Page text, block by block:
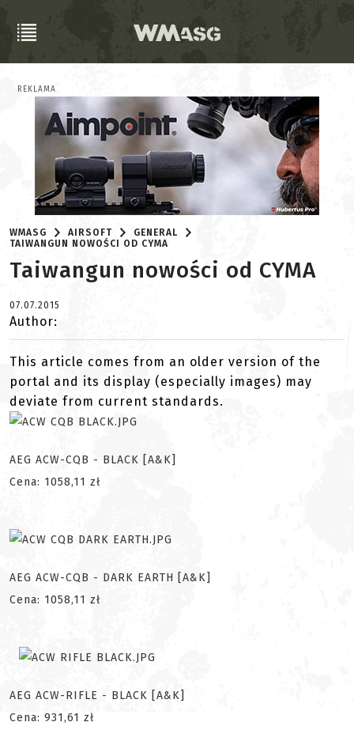
REKLAMA
WMASG AIRSOFT
GENERAL
TAIWANGUN NOWOŚCI OD CYMA
Taiwangun nowości od CYMA
07.07.2015
Author:
This article comes from an older version of the
portal and its display (especially images) may
deviate from current standards.
AEG ACW-CQB - BLACK [A&K]
Cena: 1058,11 zł
AEG ACW-CQB - DARK EARTH [A&K]
Cena: 1058,11 zł
AEG ACW-RIFLE - BLACK [A&K]
Cena: 931,61 zł